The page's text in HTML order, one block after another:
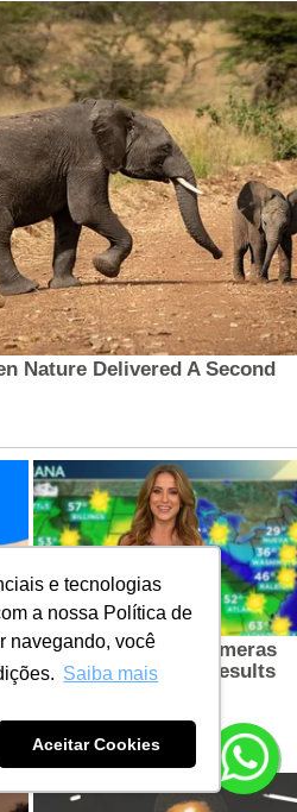
e tecnologias
a nossa Política de
navegando, você
Saiba mais
Aceitar Cookies